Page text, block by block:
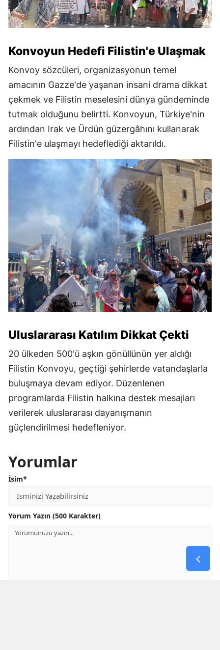
Konvoyun Hedefi Filistin'e Ulaşmak
Konvoy sözcüleri, organizasyonun temel
amacının Gazze'de yaşanan insani drama dikkat
çekmek ve Filistin meselesini dünya gündeminde
tutmak olduğunu belirtti. Konvoyun, Türkiye'nin
ardından Irak ve Ürdün güzergâhını kullanarak
Filistin'e ulaşmayı hedeflediği aktarıldı.
Uluslararası Katılım Dikkat Çekti
20 ülkeden 500'ü aşkın gönüllünün yer aldığı
Filistin Konvoyu, geçtiği şehirlerde vatandaşlarla
buluşmaya devam ediyor. Düzenlenen
programlarda Filistin halkına destek mesajları
verilerek uluslararası dayanışmanın
güçlendirilmesi hedefleniyor.
Yorumlar
İsim*
Yorum Yazın (500 Karakter)